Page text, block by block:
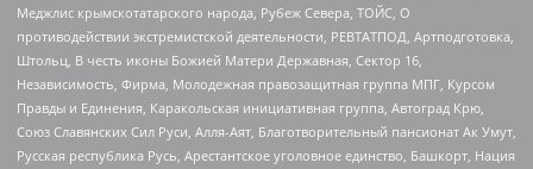
Меджлис крымскотатарского народа, Рубеж Севера, ТОЙС, О
противодействии экстремистской деятельности, РЕВТАТПОД, Артподготовка,
Штольц, В честь иконы Божией Матери Державная, Сектор 16,
Независимость, Фирма, Молодежная правозащитная группа МПГ, Курсом
Правды и Единения, Каракольская инициативная группа, Автоград Крю,
Союз Славянских Сил Руси, Алля-Аят, Благотворительный пансионат Ак Умут,
Русская республика Русь, Арестантское уголовное единство, Башкорт, Нация